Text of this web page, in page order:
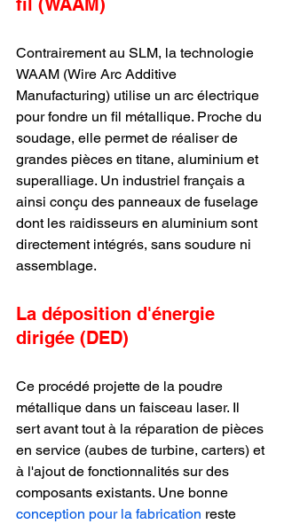
fil (WAAM)
Contrairement au SLM, la technologie
WAAM (Wire Arc Additive
Manufacturing) utilise un arc électrique
pour fondre un fil métallique. Proche du
soudage, elle permet de réaliser de
grandes pièces en titane, aluminium et
superalliage. Un industriel français a
ainsi conçu des panneaux de fuselage
dont les raidisseurs en aluminium sont
directement intégrés, sans soudure ni
assemblage.
La déposition d'énergie
dirigée (DED)
Ce procédé projette de la poudre
métallique dans un faisceau laser. Il
sert avant tout à la réparation de pièces
en service (aubes de turbine, carters) et
à l'ajout de fonctionnalités sur des
composants existants. Une bonne
conception pour la fabrication reste